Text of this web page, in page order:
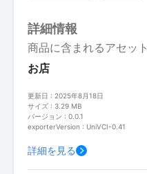
詳細情報
商品に含まれるアセット
お店
更新日 : 2025年8月18日
サイズ : 3.29 MB
バージョン : 0.0.1
exporterVersion : UniVCI-0.41
詳細を見る